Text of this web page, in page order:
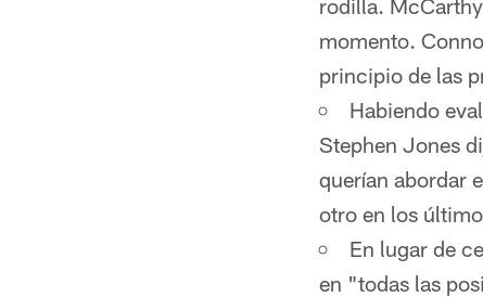
rodilla.
momento.
principio de las
Habiendo
Stephen Jones
querían abordar
otro en los
En lugar de
en "todas las